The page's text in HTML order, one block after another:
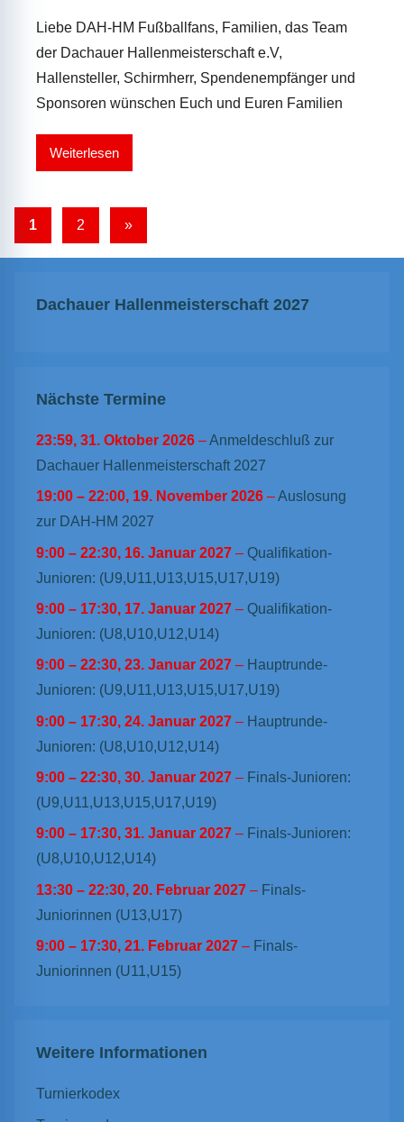
Liebe DAH-HM Fußballfans, Familien, das Team
der Dachauer Hallenmeisterschaft e.V,
Hallensteller, Schirmherr, Spendenempfänger und
Sponsoren wünschen Euch und Euren Familien
Weiterlesen
Seitennummerierung
der
1 2
Nächste
»
Dachauer Hallenmeisterschaft 2027
Nächste Termine
23:59, 31. Oktober 2026 –Anmeldeschluß zur
Dachauer Hallenmeisterschaft 2027
19:00 – 22:00, 19. November 2026 –Auslosung
zur DAH-HM 2027
9:00 – 22:30, 16. Januar 2027 – Qualifikation-
Junioren: (U9,U11,U13,U15,U17,U19)
9:00 – 17:30, 17. Januar 2027 – Qualifikation-
Junioren: (U8,U10,U12,U14)
9:00 – 22:30, 23. Januar 2027 – Hauptrunde-
Junioren: (U9,U11,U13,U15,U17,U19)
9:00 – 17:30, 24. Januar 2027 – Hauptrunde-
Junioren: (U8,U10,U12,U14)
9:00 – 22:30, 30. Januar 2027 – Finals-Junioren:
(U9,U11,U13,U15,U17,U19)
9:00 – 17:30, 31. Januar 2027 – Finals-Junioren:
(U8,U10,U12,U14)
13:30 – 22:30, 20. Februar 2027 – Finals-
Juniorinnen (U13,U17)
9:00 – 17:30, 21. Februar 2027 – Finals-
Juniorinnen (U11,U15)
Weitere Informationen
Turnierkodex